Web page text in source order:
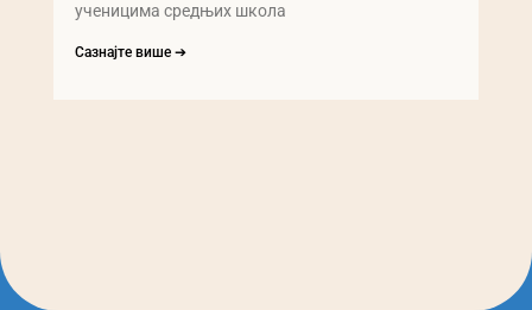
ученицима средњих школа
Сазнајте више ➔